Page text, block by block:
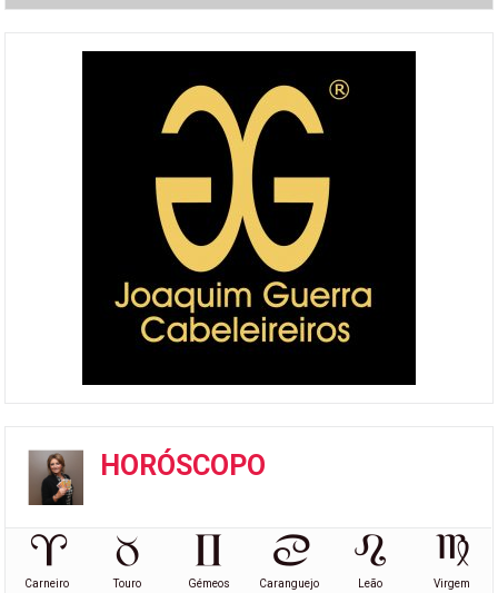
HORÓSCOPO
Carneiro Touro Gémeos Caranguejo Leão Virgem